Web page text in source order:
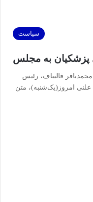
سیاست
پزشکیان به مجلس
قالیباف، رئیس
امروز(یک‌شنبه)، متن